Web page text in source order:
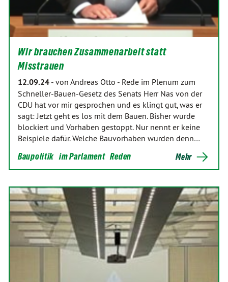
Wir brauchen Zusammenarbeit statt
Misstrauen
12.09.24 - von Andreas Otto - Rede im Plenum zum
Schneller-Bauen-Gesetz des Senats Herr Nas von der
CDU hat vor mir gesprochen und es klingt gut, was er
sagt: Jetzt geht es los mit dem Bauen. Bisher wurde
blockiert und Vorhaben gestoppt. Nur nennt er keine
Beispiele dafür. Welche Bauvorhaben wurden denn…
Baupolitik im Parlament Reden Mehr